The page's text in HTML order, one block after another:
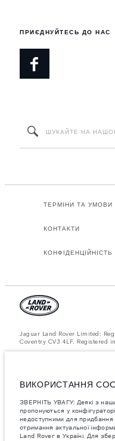
ПРИЄДНУЙТЕСЬ ДО НАС
ТЕРМІНИ ТА УМОВИ
КОНТАКТИ
КОНФІДЕНЦІЙНІСТЬ
Jaguar Land Rover Limited:
Coventry CV3 4LF. Registered
отримання актуальної
Jaguar Land Rover в Україні.
Важливе зауваження щодо
дефіцит напівпровідників
доступність опцій і терміни
динамічна ситуація, і, як
використовуються на
ВИКОРИСТАННЯ
ЗВЕРНІТЬ УВАГУ: Деякі з
пропонуються у
недоступними для
отримання актуальної
Land Rover в Україні. Для